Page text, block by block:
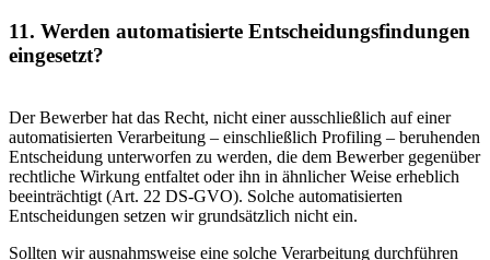
11. Werden automatisierte Entscheidungsfindungen
eingesetzt?
Der Bewerber hat das Recht, nicht einer ausschließlich auf einer
automatisierten Verarbeitung – einschließlich Profiling – beruhenden
Entscheidung unterworfen zu werden, die dem Bewerber gegenüber
rechtliche Wirkung entfaltet oder ihn in ähnlicher Weise erheblich
beeinträchtigt (Art. 22 DS-GVO). Solche automatisierten
Entscheidungen setzen wir grundsätzlich nicht ein.
Sollten wir ausnahmsweise eine solche Verarbeitung durchführen